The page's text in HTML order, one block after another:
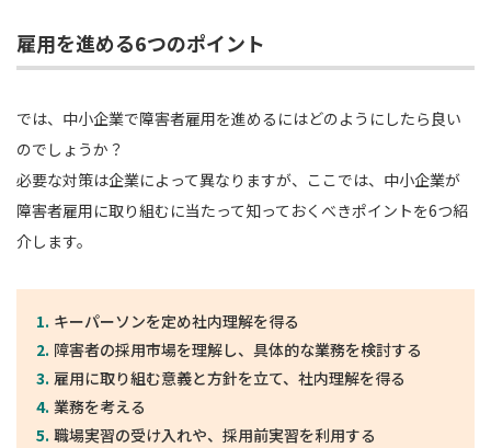
雇用を進める6つのポイント
では、中小企業で障害者雇用を進めるにはどのようにしたら良い
のでしょうか？
必要な対策は企業によって異なりますが、ここでは、中小企業が
障害者雇用に取り組むに当たって知っておくべきポイントを6つ紹
介します。
キーパーソンを定め社内理解を得る
障害者の採用市場を理解し、具体的な業務を検討する
雇用に取り組む意義と方針を立て、社内理解を得る
業務を考える
職場実習の受け入れや、採用前実習を利用する